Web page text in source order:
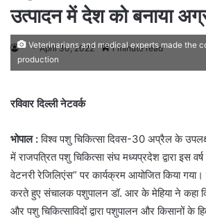
उत्पादन में देश को बनाया
April 30, 2022 1 minute read
Veterinarians and medical experts made the
production
रविवार दिल्ली नेटवर्क
भोपाल :विश्व पशु चिकित्सा दिवस-30 अप्रैल के
में राजपत्रित पशु चिकित्सा संघ मध्यप्रदेश द्वारा इस
वेटनरी रेजिलिएंस” पर कार्यक्रम आयोजित किया गया।
करते हुए संचालक पशुपालन डॉ. आर के मेहिया ने कहा
और पशु चिकित्साविदों द्वारा पशुपालन और किसानों के